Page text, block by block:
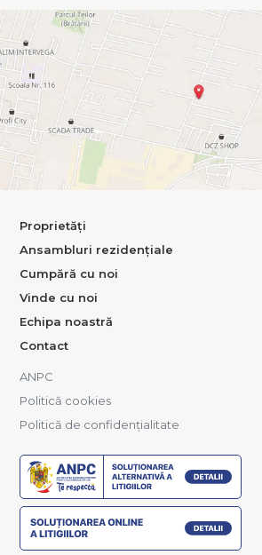
Proprietăți
Ansambluri rezidențiale
Cumpără cu noi
Vinde cu noi
Echipa noastră
Contact
ANPC
Politică cookies
Politică de confidențialitate